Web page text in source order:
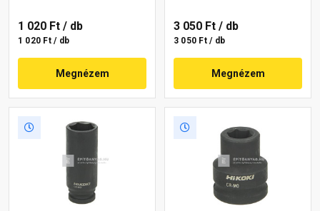
1 020 Ft / db
1 020 Ft / db
Megnézem
3 050 Ft / db
3 050 Ft / db
Megnézem